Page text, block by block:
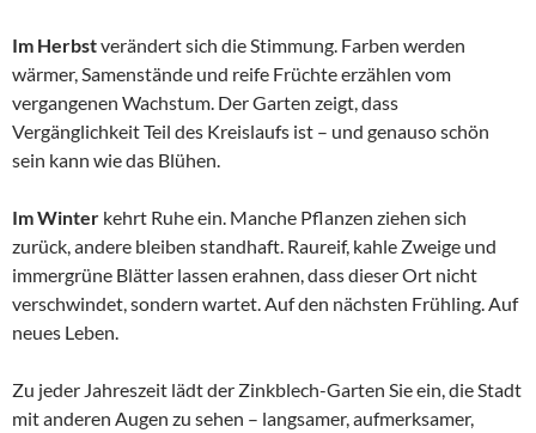
Im Herbstverändert sich die Stimmung. Farben werden
wärmer, Samenstände und reife Früchte erzählen vom
vergangenen Wachstum. Der Garten zeigt, dass
Vergänglichkeit Teil des Kreislaufs ist – und genauso schön
sein kann wie das Blühen.
Im Winter kehrt Ruhe ein. Manche Pflanzen ziehen sich
zurück, andere bleiben standhaft. Raureif, kahle Zweige und
immergrüne Blätter lassen erahnen, dass dieser Ort nicht
verschwindet, sondern wartet. Auf den nächsten Frühling. Auf
neues Leben.
Zu jeder Jahreszeit lädt der Zinkblech-Garten Sie ein, die Stadt
mit anderen Augen zu sehen – langsamer, aufmerksamer,